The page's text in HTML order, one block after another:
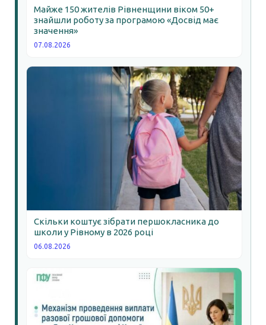
Майже 150 жителів Рівненщини віком 50+
знайшли роботу за програмою «Досвід має
значення»
07.08.2026
Скільки коштує зібрати першокласника до
школи у Рівному в 2026 році
06.08.2026